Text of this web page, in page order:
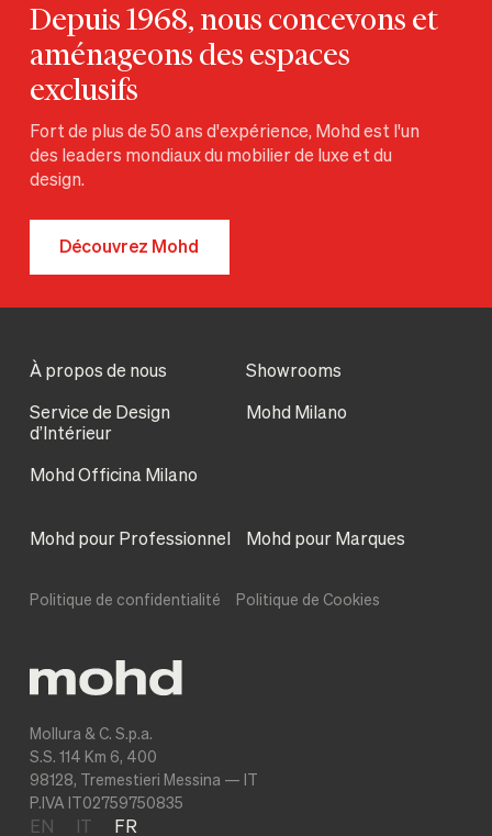
Depuis 1968, nous concevons et
aménageons des espaces
exclusifs
Fort de plus de 50 ans d'expérience, Mohd est l'un
des leaders mondiaux du mobilier de luxe et du
design.
Découvrez Mohd
Mollura & C. S.p.a.
S.S. 114 Km 6, 400
98128, Tremestieri Messina — IT
P.IVA IT02759750835
EN IT FR
À propos de nous Showrooms
Service de Design
d’Intérieur
Mohd Milano
Mohd Officina Milano
Mohd pour Professionnel Mohd pour Marques
Politique de confidentialité Politique de Cookies